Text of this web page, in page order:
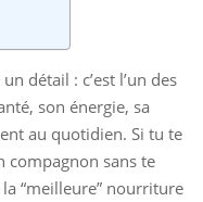
détail : c’est l’un des
son énergie, sa
au quotidien. Si tu te
sans te
“meilleure” nourriture